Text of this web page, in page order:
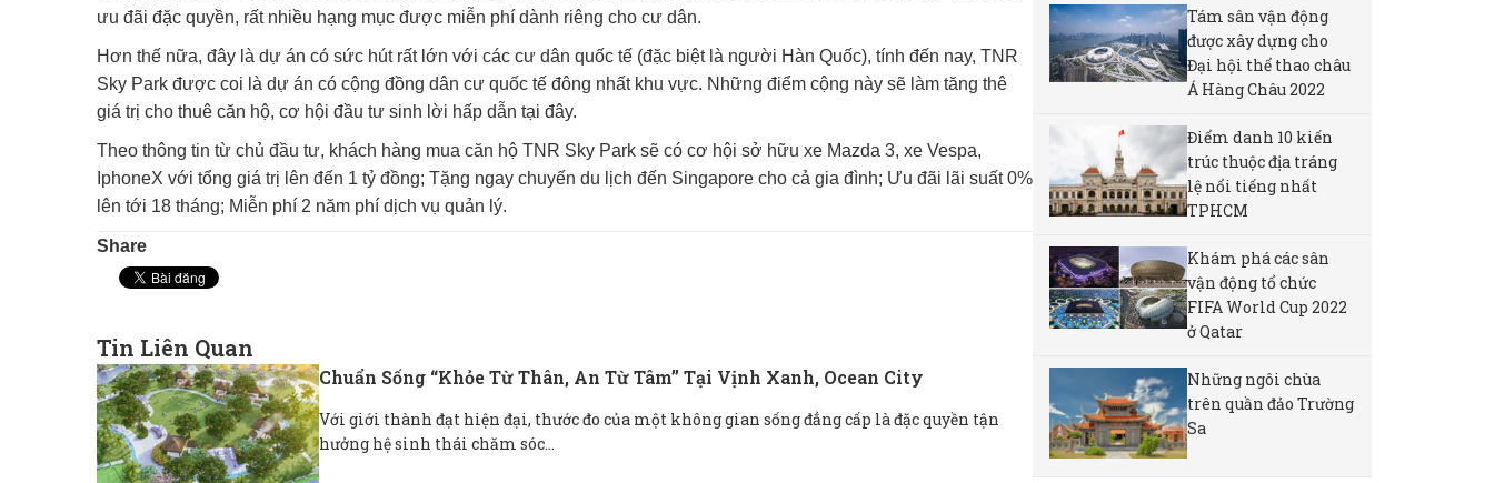
ưu đãi đặc quyền, rất nhiều hạng mục được miễn phí dành riêng cho cư dân.
Hơn thế nữa, đây là dự án có sức hút rất lớn với các cư dân quốc tế (đặc biệt là người Hàn Quốc), tính đến nay, TNR
Sky Park được coi là dự án có cộng đồng dân cư quốc tế đông nhất khu vực. Những điểm cộng này sẽ làm tăng thê
giá trị cho thuê căn hộ, cơ hội đầu tư sinh lời hấp dẫn tại đây.
Theo thông tin từ chủ đầu tư, khách hàng mua căn hộ TNR Sky Park sẽ có cơ hội sở hữu xe Mazda 3, xe Vespa,
IphoneX với tổng giá trị lên đến 1 tỷ đồng; Tặng ngay chuyến du lịch đến Singapore cho cả gia đình; Ưu đãi lãi suất 0%
lên tới 18 tháng; Miễn phí 2 năm phí dịch vụ quản lý.
Share
Tin Liên Quan
Chuẩn Sống “khỏe Từ Thân, An Từ Tâm” Tại Vịnh Xanh, Ocean City
Với giới thành đạt hiện đại, thước đo của một không gian sống đẳng cấp là đặc quyền tận
hưởng hệ sinh thái chăm sóc...
Tám sân vận động
được xây dựng cho
Đại hội thể thao châu
Á Hàng Châu 2022
Điểm danh 10 kiến
trúc thuộc địa tráng
lệ nổi tiếng nhất
TPHCM
Khám phá các sân
vận động tổ chức
FIFA World Cup 2022
ở Qatar
Những ngôi chùa
trên quần đảo Trường
Sa